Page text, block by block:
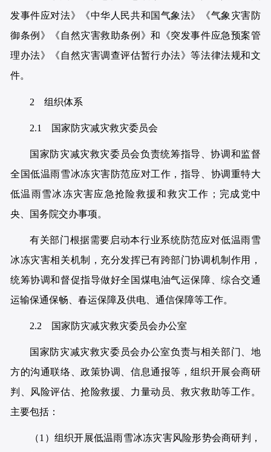
发事件应对法》《中华人民共和国气象法》《气象灾害防
御条例》《自然灾害救助条例》和《突发事件应急预案管
理办法》《自然灾害调查评估暂行办法》等法律法规和文
件。
2 组织体系
2.1 国家防灾减灾救灾委员会
国家防灾减灾救灾委员会负责统筹指导、协调和监督
全国低温雨雪冰冻灾害防范应对工作，指导、协调重特大
低温雨雪冰冻灾害应急抢险救援和救灾工作；完成党中
央、国务院交办事项。
有关部门根据需要启动本行业系统防范应对低温雨雪
冰冻灾害相关机制，充分发挥已有跨部门协调机制作用，
统筹协调和督促指导做好全国煤电油气运保障、综合交通
运输保通保畅、春运保障及供电、通信保障等工作。
2.2 国家防灾减灾救灾委员会办公室
国家防灾减灾救灾委员会办公室负责与相关部门、地
方的沟通联络、政策协调、信息通报等，组织开展会商研
判、风险评估、抢险救援、力量动员、救灾救助等工作。
主要包括：
（1）组织开展低温雨雪冰冻灾害风险形势会商研判，